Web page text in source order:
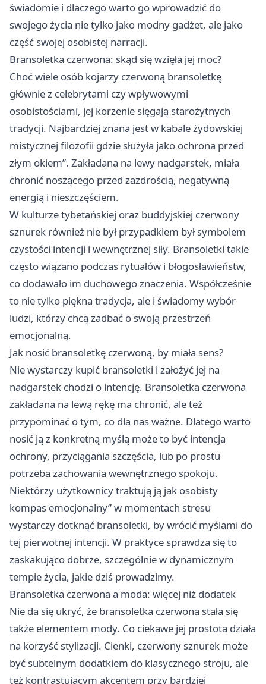
świadomie i dlaczego warto go wprowadzić do
swojego życia nie tylko jako modny gadżet, ale jako
część swojej osobistej narracji.
Bransoletka czerwona: skąd się wzięła jej moc?
Choć wiele osób kojarzy czerwoną bransoletkę
głównie z celebrytami czy wpływowymi
osobistościami, jej korzenie sięgają starożytnych
tradycji. Najbardziej znana jest w kabale żydowskiej
mistycznej filozofii gdzie służyła jako ochrona przed
złym okiem”. Zakładana na lewy nadgarstek, miała
chronić noszącego przed zazdrością, negatywną
energią i nieszczęściem.
W kulturze tybetańskiej oraz buddyjskiej czerwony
sznurek również nie był przypadkiem był symbolem
czystości intencji i wewnętrznej siły. Bransoletki takie
często wiązano podczas rytuałów i błogosławieństw,
co dodawało im duchowego znaczenia. Współcześnie
to nie tylko piękna tradycja, ale i świadomy wybór
ludzi, którzy chcą zadbać o swoją przestrzeń
emocjonalną.
Jak nosić bransoletkę czerwoną, by miała sens?
Nie wystarczy kupić bransoletki i założyć jej na
nadgarstek chodzi o intencję. Bransoletka czerwona
zakładana na lewą rękę ma chronić, ale też
przypominać o tym, co dla nas ważne. Dlatego warto
nosić ją z konkretną myślą może to być intencja
ochrony, przyciągania szczęścia, lub po prostu
potrzeba zachowania wewnętrznego spokoju.
Niektórzy użytkownicy traktują ją jak osobisty
kompas emocjonalny” w momentach stresu
wystarczy dotknąć bransoletki, by wrócić myślami do
tej pierwotnej intencji. W praktyce sprawdza się to
zaskakująco dobrze, szczególnie w dynamicznym
tempie życia, jakie dziś prowadzimy.
Bransoletka czerwona a moda: więcej niż dodatek
Nie da się ukryć, że bransoletka czerwona stała się
także elementem mody. Co ciekawe jej prostota działa
na korzyść stylizacji. Cienki, czerwony sznurek może
być subtelnym dodatkiem do klasycznego stroju, ale
też kontrastującym akcentem przy bardziej